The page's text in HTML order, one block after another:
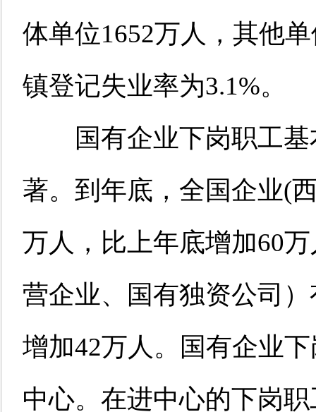
体单位1652万人，其他
镇登记失业率为3.1%。
国有企业下岗职工基
著。到年底，全国企业(
万人，比上年底增加60
营企业、国有独资公司
增加42万人。国有企业
中心。在进中心的下岗